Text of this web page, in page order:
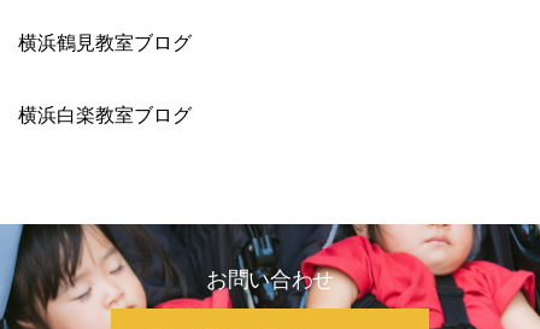
横浜鶴見教室ブログ
横浜白楽教室ブログ
お問い合わせ